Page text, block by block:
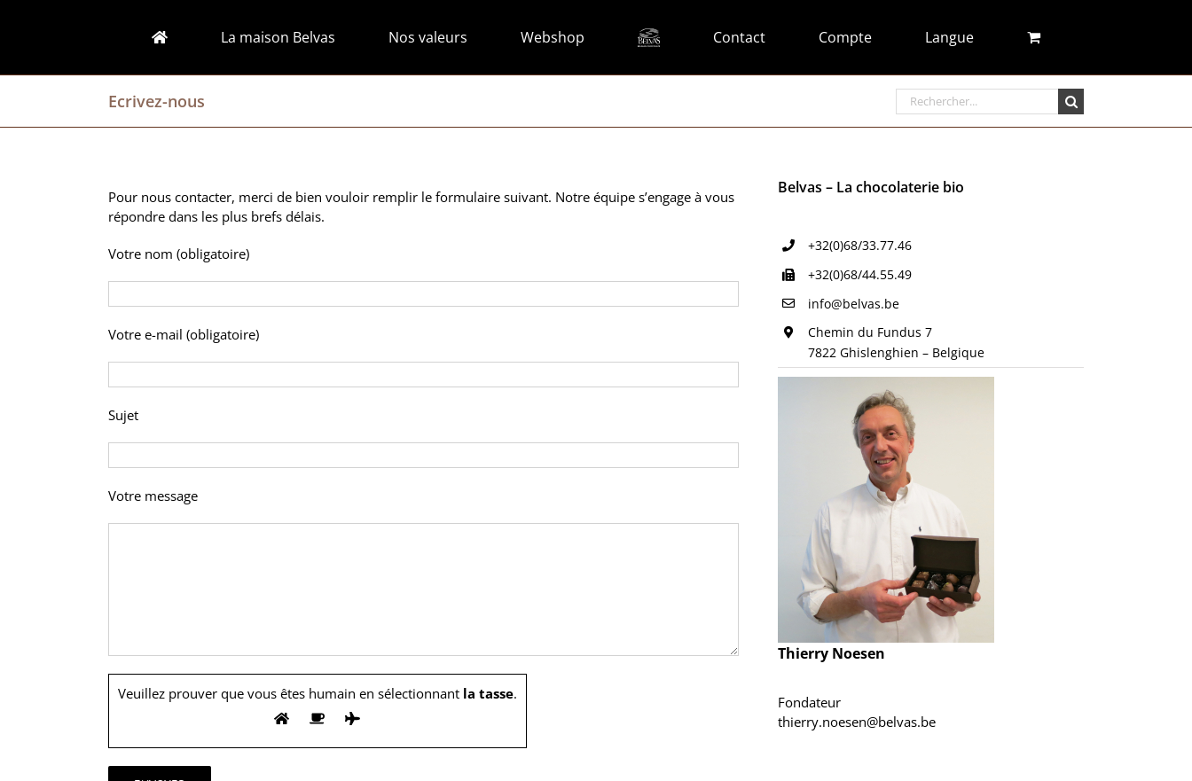
La maison Belvas Nos valeurs Webshop Contact Compte Langue
Ecrivez-nous Rechercher:
Pour nous contacter, merci de bien vouloir remplir le formulaire suivant. Notre équipe s’engage à vous
répondre dans les plus brefs délais.
Votre nom (obligatoire)
Votre e-mail (obligatoire)
Sujet
Votre message
Veuillez prouver que vous êtes humain en sélectionnantla tasse.
Belvas – La chocolaterie bio
+32(0)68/33.77.46
+32(0)68/44.55.49
info@belvas.be
Chemin du Fundus 7
7822 Ghislenghien – Belgique
Thierry Noesen
Fondateur
thierry.noesen@belvas.be